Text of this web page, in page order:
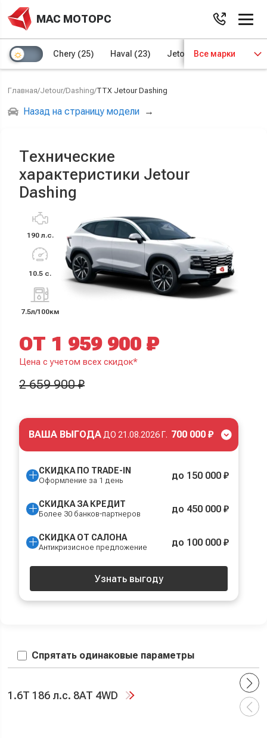
МАС МОТОРС
Chery (25) Haval (23) Jetour (8) Kaiyi (4)
Все марки
Главная/Jetour/Dashing/ТТХ Jetour Dashing
Назад на страницу модели →
Технические
характеристики Jetour
Dashing
190 л.с.
10.5 с.
7.5л/100км
ОТ 1 959 900 ₽
Цена с учетом всех скидок*
2 659 900 ₽
ВАША ВЫГОДА ДО 21.08.2026 Г. 700 000 ₽
СКИДКА ПО TRADE-IN
Оформление за 1 день до 150 000 ₽
СКИДКА ЗА КРЕДИТ
Более 30 банков-партнеров до 450 000 ₽
СКИДКА ОТ САЛОНА
Антикризисное предложение до 100 000 ₽
Узнать выгоду
Спрятать одинаковые параметры
1.6T 186 л.с. 8AT 4WD